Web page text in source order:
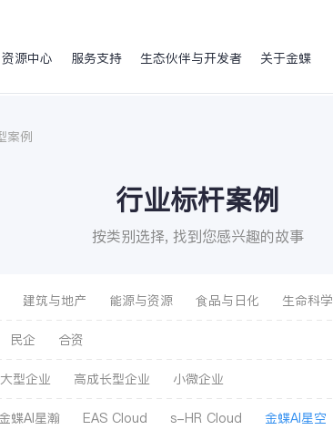
资源中心 服务支持 生态伙伴与开发者 关于金蝶
案例
行业标杆案例
按类别选择, 找到您感兴趣的故事
建筑与地产 能源与资源 食品与日化 生命科学
饮 金融
民企 合资
大型企业 高成长型企业 小微企业
金蝶AI星瀚 EAS Cloud s-HR Cloud 金蝶AI星空